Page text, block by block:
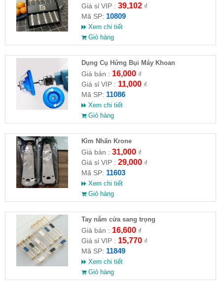
Giá sỉ VIP : 39,102₫
Mã SP: 10809
Xem chi tiết
Giỏ hàng
Dụng Cụ Hứng Bụi Máy Khoan
Giá bán : 16,000₫
Giá sỉ VIP : 11,000₫
Mã SP: 11086
Xem chi tiết
Giỏ hàng
Kìm Nhấn Krone
Giá bán : 31,000₫
Giá sỉ VIP : 29,000₫
Mã SP: 11603
Xem chi tiết
Giỏ hàng
Tay nắm cửa sang trọng
Giá bán : 16,600₫
Giá sỉ VIP : 15,770₫
Mã SP: 11849
Xem chi tiết
Giỏ hàng